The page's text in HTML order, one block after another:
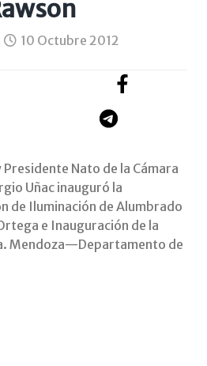
10 Octubre 2012
Nato de la Cámara
Uñac inauguró la
de Iluminación de Alumbrado
e Inauguración de la
Mendoza—Departamento de